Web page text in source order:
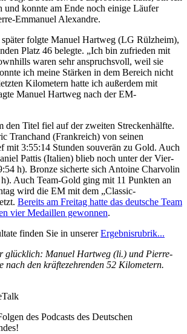
und konnte am Ende noch einige Läufer
Emmanuel Alexandre.
folgte Manuel Hartweg (LG Rülzheim),
Platz 46 belegte. „Ich bin zufrieden mit
waren sehr anspruchsvoll, weil sie
ich meine Stärken in dem Bereich nicht
Kilometern hatte ich außerdem mit
Manuel Hartweg nach der EM-
den Titel fiel auf der zweiten Streckenhälfte.
Tranchand (Frankreich) von seinen
mit 3:55:14 Stunden souverän zu Gold. Auch
Pattis (Italien) blieb noch unter der Vier-
h). Bronze sicherte sich Antoine Charvolin
Auch Team-Gold ging mit 11 Punkten an
wird die EM mit dem „Classic-
Bereits am Freitag hatte das deutsche Team
vier Medaillen gewonnen.
finden Sie in unsererErgebnisrubrik...
glücklich: Manuel Hartweg (li.) und Pierre-
nach den kräftezehrenden 52 Kilometern.
des Podcasts des Deutschen